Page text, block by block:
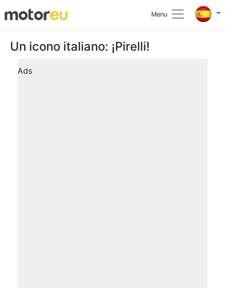
Menu
Un icono italiano: ¡Pirelli!
Ads